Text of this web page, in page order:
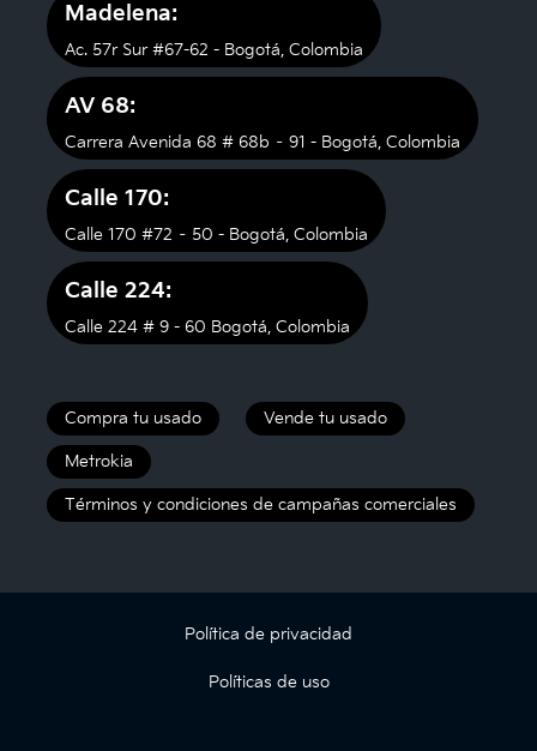
Madelena:
Ac. 57r Sur #67-62 - Bogotá, Colombia
AV 68:
Carrera Avenida 68 # 68b – 91 - Bogotá, Colombia
Calle 170:
Calle 170 #72 – 50 - Bogotá, Colombia
Calle 224:
Calle 224 # 9 - 60 Bogotá, Colombia
Compra tu usado Vende tu usado
Metrokia
Términos y condiciones de campañas comerciales
Política de privacidad
Políticas de uso